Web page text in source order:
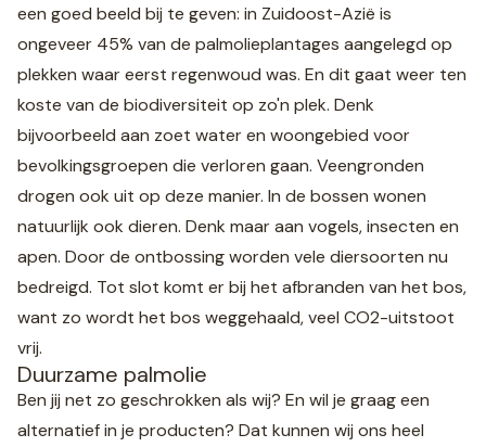
een goed beeld bij te geven: in Zuidoost-Azië is
ongeveer 45% van de palmolieplantages aangelegd op
plekken waar eerst regenwoud was. En dit gaat weer ten
koste van de biodiversiteit op zo'n plek. Denk
bijvoorbeeld aan zoet water en woongebied voor
bevolkingsgroepen die verloren gaan. Veengronden
drogen ook uit op deze manier. In de bossen wonen
natuurlijk ook dieren. Denk maar aan vogels, insecten en
apen. Door de ontbossing worden vele diersoorten nu
bedreigd. Tot slot komt er bij het afbranden van het bos,
want zo wordt het bos weggehaald, veel CO2-uitstoot
vrij.
Duurzame palmolie
Ben jij net zo geschrokken als wij? En wil je graag een
alternatief in je producten? Dat kunnen wij ons heel